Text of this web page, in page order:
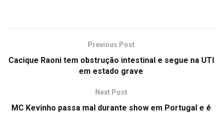
Previous Post
Cacique Raoni tem obstrução intestinal e segue na UTI
em estado grave
Next Post
MC Kevinho passa mal durante show em Portugal e é